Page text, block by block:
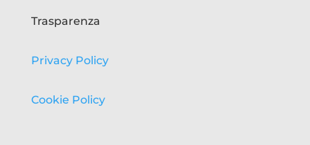
Trasparenza
Privacy Policy
Cookie Policy